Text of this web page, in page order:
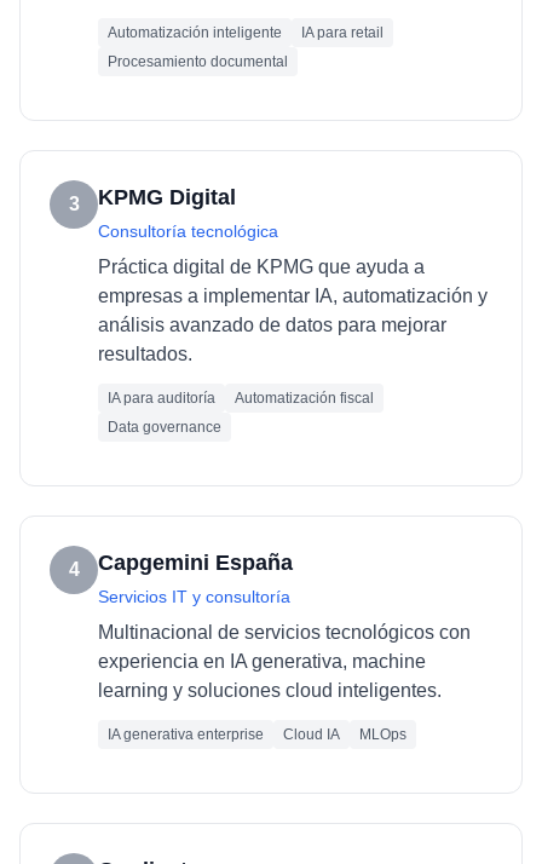
Automatización inteligente
IA para retail
Procesamiento documental
3 KPMG Digital
Consultoría tecnológica
Práctica digital de KPMG que ayuda a
empresas a implementar IA, automatización y
análisis avanzado de datos para mejorar
resultados.
IA para auditoría
Automatización fiscal
Data governance
4 Capgemini España
Servicios IT y consultoría
Multinacional de servicios tecnológicos con
experiencia en IA generativa, machine
learning y soluciones cloud inteligentes.
IA generativa enterprise Cloud IA MLOps